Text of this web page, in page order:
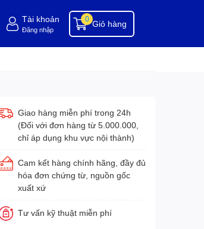
dụng cụ vệ sinh hóa chất tẩy rửa hóa chất vệ sinh
Tài khoản
Đăng nhập
Giỏ hàng
0
Giao hàng miễn phí trong 24h
(Đối với đơn hàng từ 5.000.000,
chỉ áp dụng khu vực nội thành)
Cam kết hàng chính hãng, đầy đủ
hóa đơn chứng từ, nguồn gốc
xuất xứ
Tư vấn kỹ thuật miễn phí